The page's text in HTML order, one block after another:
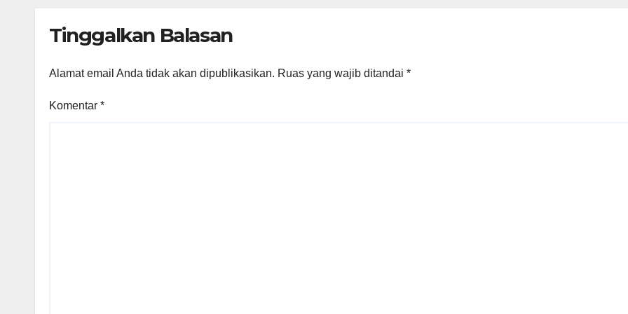
dan Tata Ruang
Tinggalkan Balasan
Alamat email Anda tidak akan dipublikasikan. Ruas yang wajib ditandai *
Komentar *